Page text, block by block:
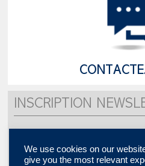
INSCRIPTION
Vous souhaitez être informé de
Inscrivez-vous pour recevoir notre
We use cookies on our
give you the most relevant